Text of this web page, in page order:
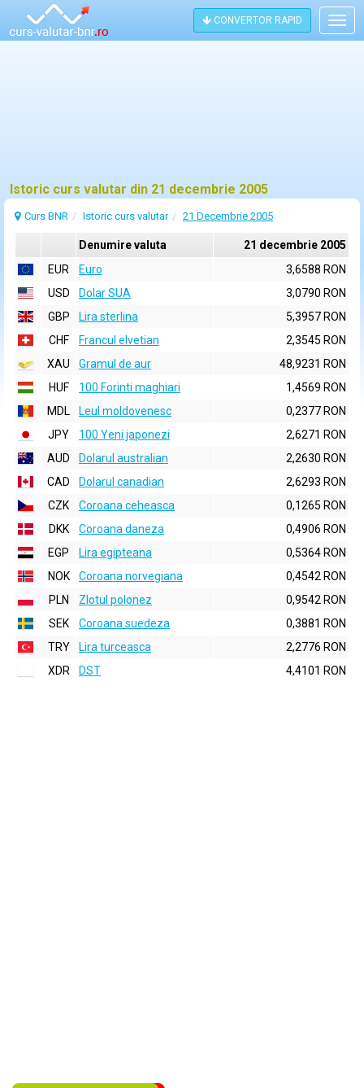
CONVERTOR RAPID
Istoric curs valutar din 21 decembrie 2005
Curs BNR Istoric curs valutar 21 Decembrie 2005
Denumire valuta
21 decembrie 2005
EUR
Euro
3,6588 RON
USD
Dolar SUA
3,0790 RON
GBP
Lira sterlina
5,3957 RON
CHF
Francul elvetian
2,3545 RON
XAU
Gramul de aur
48,9231 RON
HUF
100 Forinti maghiari
1,4569 RON
MDL
Leul moldovenesc
0,2377 RON
JPY
100 Yeni japonezi
2,6271 RON
AUD
Dolarul australian
2,2630 RON
CAD
Dolarul canadian
2,6293 RON
CZK
Coroana ceheasca
0,1265 RON
DKK
Coroana daneza
0,4906 RON
EGP
Lira egipteana
0,5364 RON
NOK
Coroana norvegiana
0,4542 RON
PLN
Zlotul polonez
0,9542 RON
SEK
Coroana suedeza
0,3881 RON
TRY
Lira turceasca
2,2776 RON
XDR
DST 4,4101 RON